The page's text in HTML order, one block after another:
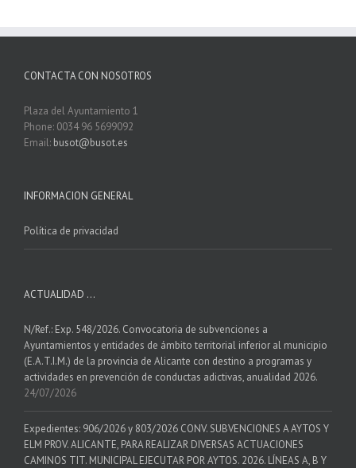
CONTACTA CON NOSOTROS
Plaza del Ayuntamiento 1
Phone: 0034 96 5699092
Email: busot@busot.es
INFORMACION GENERAL
Política de privacidad
ACTUALIDAD …
N/Ref.: Exp. 548/2026. Convocatoria de subvenciones a
Ayuntamientos y entidades de ámbito territorial inferior al municipio
(E.A.T.I.M.) de la provincia de Alicante con destino a programas y
actividades en prevención de conductas adictivas, anualidad 2026.
24/07/2026
Expedientes: 906/2026 y 803/2026 CONV. SUBVENCIONES A AYTOS Y
ELM PROV. ALICANTE, PARA REALIZAR DIVERSAS ACTUACIONES
CAMINOS TIT. MUNICIPAL EJECUTAR POR AYTOS. 2026. LÍNEAS A, B Y